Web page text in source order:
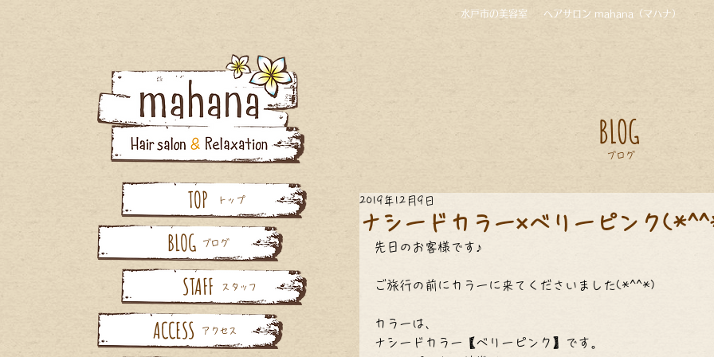
水戸市の美容室 ヘアサロン mahana（マハナ）
ナシードカラー×ベリーピンク
2019年12月9日
先日のお客様です♪
ご旅行の前にカラーに来てくださいました(*^^*)
カラーは、
ナシードカラー【ベリーピンク】です。
トップ
TOP
ブログ
BLOG
スタッフ
STAFF
アクセス
ACCESS
ブログ
BLOG